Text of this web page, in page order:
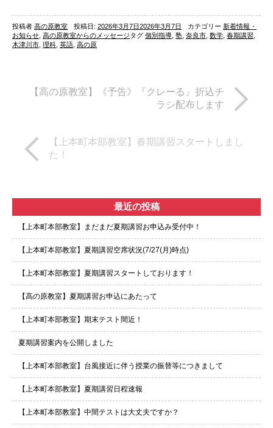
投稿者 高の原教室 投稿日: 2026年3月7日2026年3月7日 カテゴリー 新着情報・
お知らせ 高の原教室からのメッセージタグ 個別指導 塾 奈良市 数学 春期講習
木津川市 理科 英語 高の原
【高の原教室】《予告》『クレーる』折込チ
ラシ配布します
【上本町本部教室】春期講習スタートしまし
た！
最近の投稿
【上本町本部教室】まだまだ夏期講習お申込み受付中！
【上本町本部教室】夏期講習空席状況(7/27(月)時点)
【上本町本部教室】夏期講習スタートしております！
【高の原教室】夏期講習お申込にあたって
【上本町本部教室】期末テスト間近！
夏期講習案内を公開しました
【上本町本部教室】台風接近に伴う授業の振替等につきまして
【上本町本部教室】夏期講習日程速報
【上本町本部教室】中間テストは大丈夫ですか？